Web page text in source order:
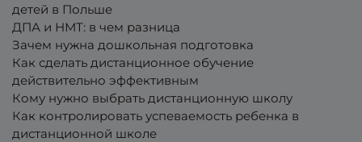
детей в Польше
ДПА и НМТ: в чем разница
Зачем нужна дошкольная подготовка
Как сделать дистанционное обучение
действительно эффективным
Кому нужно выбрать дистанционную школу
Как контролировать успеваемость ребенка в
дистанционной школе